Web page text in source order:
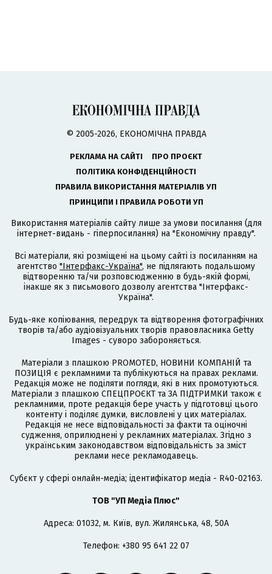
© 2005-2026, ЕКОНОМІЧНА ПРАВДА
РЕКЛАМА НА САЙТІ
ПРО ПРОЄКТ
ПОЛІТИКА КОНФІДЕНЦІЙНОСТІ
ПРАВИЛА ВИКОРИСТАННЯ МАТЕРІАЛІВ УП
ПРИНЦИПИ І ПРАВИЛА РОБОТИ УП
Використання матеріалів сайту лише за умови посилання (для
інтернет-видань - гіперпосилання) на "Економічну правду".
Всі матеріали, які розміщені на цьому сайті із посиланням на
агентство "Інтерфакс-Україна", не підлягають подальшому
відтворенню та/чи розповсюдженню в будь-якій формі,
інакше як з письмового дозволу агентства "Інтерфакс-
Україна".
Будь-яке копіювання, передрук та відтворення фотографічних
творів та/або аудіовізуальних творів правовласника Getty
Images - суворо забороняється.
Матеріали з плашкою PROMOTED, НОВИНИ КОМПАНІЙ та
ПОЗИЦІЯ є рекламними та публікуються на правах реклами.
Редакція може не поділяти погляди, які в них промотуються.
Матеріали з плашкою СПЕЦПРОЄКТ та ЗА ПІДТРИМКИ також є
рекламними, проте редакція бере участь у підготовці цього
контенту і поділяє думки, висловлені у цих матеріалах.
Редакція не несе відповідальності за факти та оціночні
судження, оприлюднені у рекламних матеріалах. Згідно з
українським законодавством відповідальність за зміст
реклами несе рекламодавець.
Cубєкт у сфері онлайн-медіа; ідентифікатор медіа - R40-02163.
ТОВ "УП Медіа Плюс"
Адреса: 01032, м. Київ, вул. Жилянська, 48, 50А
Телефон: +380 95 641 22 07